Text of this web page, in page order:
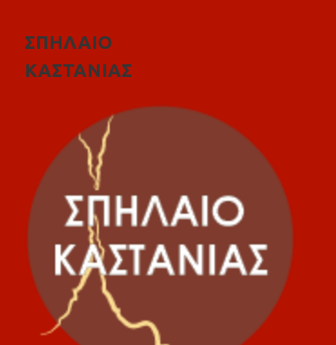
ΣΠΗΛΑΙΟ
ΚΑΣΤΑΝΙΑΣ